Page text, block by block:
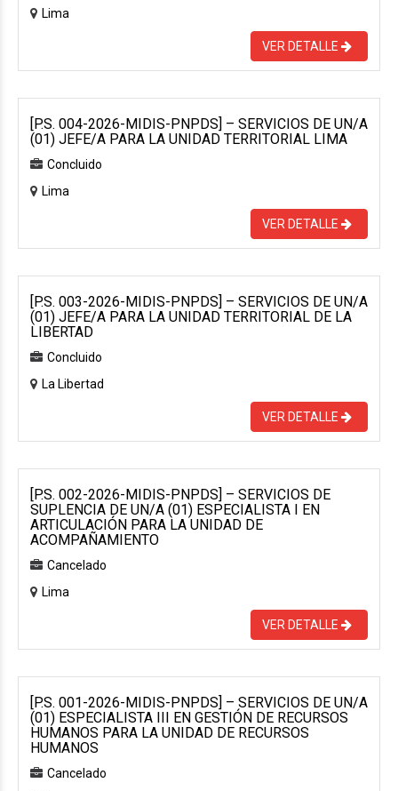
Lima
VER DETALLE
[P.S. 004-2026-MIDIS-PNPDS] – SERVICIOS DE UN/A
(01) JEFE/A PARA LA UNIDAD TERRITORIAL LIMA
Concluido
Lima
VER DETALLE
[P.S. 003-2026-MIDIS-PNPDS] – SERVICIOS DE UN/A
(01) JEFE/A PARA LA UNIDAD TERRITORIAL DE LA
LIBERTAD
Concluido
La Libertad
VER DETALLE
[P.S. 002-2026-MIDIS-PNPDS] – SERVICIOS DE
SUPLENCIA DE UN/A (01) ESPECIALISTA I EN
ARTICULACIÓN PARA LA UNIDAD DE
ACOMPAÑAMIENTO
Cancelado
Lima
VER DETALLE
[P.S. 001-2026-MIDIS-PNPDS] – SERVICIOS DE UN/A
(01) ESPECIALISTA III EN GESTIÓN DE RECURSOS
HUMANOS PARA LA UNIDAD DE RECURSOS
HUMANOS
Cancelado